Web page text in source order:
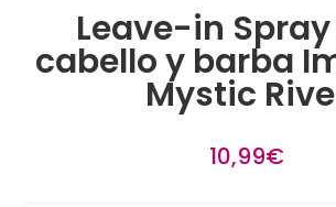
Leave-in
cabello y barba
Mystic
10,99€